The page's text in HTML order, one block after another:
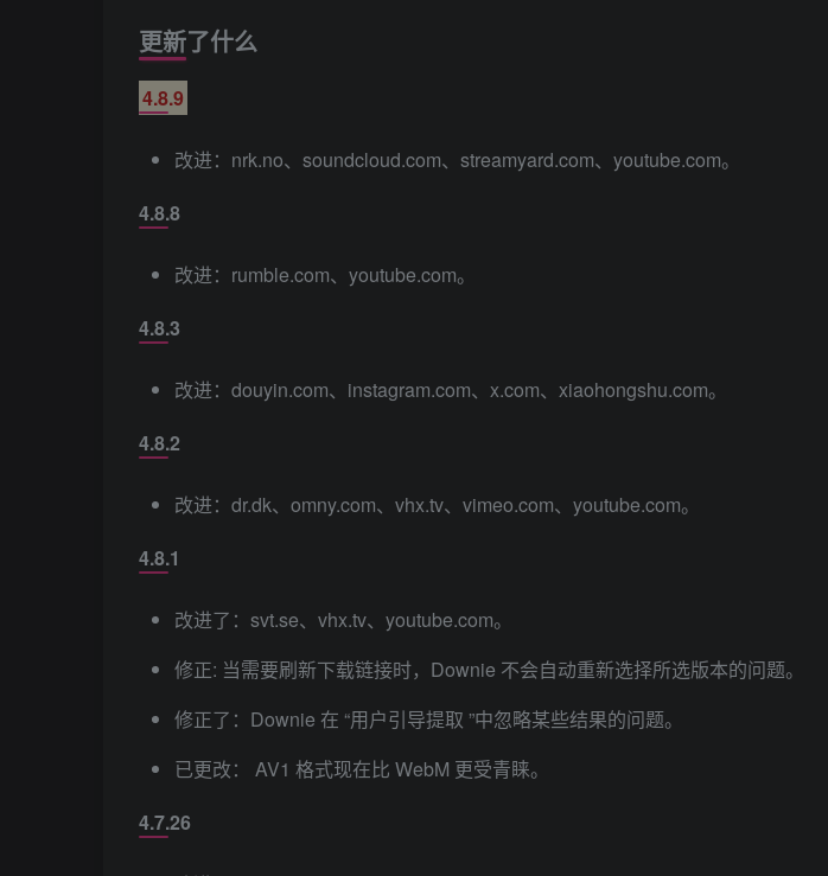
更新了什么
4.8.9
改进：nrk.no、soundcloud.com、streamyard.com、youtube.com。
4.8.8
改进：rumble.com、youtube.com。
4.8.3
改进：douyin.com、instagram.com、x.com、xiaohongshu.com。
4.8.2
改进：dr.dk、omny.com、vhx.tv、vimeo.com、youtube.com。
4.8.1
改进了：svt.se、vhx.tv、youtube.com。
修正: 当需要刷新下载链接时，Downie 不会自动重新选择所选版本的问题。
修正了：Downie 在 “用户引导提取 ”中忽略某些结果的问题。
已更改： AV1 格式现在比 WebM 更受青睐。
4.7.26